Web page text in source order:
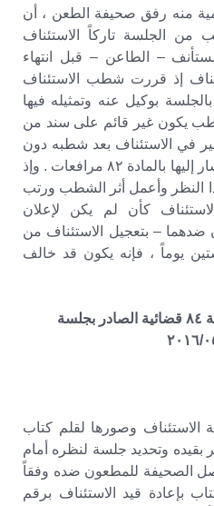
منه رفق صحيفة الطعن ، أن
الجلسة تاركاً الاستئناف
– الطاعن – قبل انتهاء
إذ قررت شطب الاستئناف
بوكيل عنه وتمثيله فيها
يكون غير قائم على سند من
في الاستئناف بعد شطبه دون
التقيد بميعاد الستين يوماً المشار إليها بالمادة ٨٢ مرافعات . وإذ
النظر وأعمل أثر الشطب ورتب
كأن لم يكن لإعلان
– بتعجيل الاستئناف من
يوماً ، فإنه يكون قد خالف
الطعن رقم ١٩٠٦٨ لسنة ٨٤ قضائية الصادر بجلسة
٠٥/٢٢
وصورها لقلم كتاب
بقيده وتحديد جلسة لنظره أمام
الصحيفة للمطعون ضده وفقاً
بإعادة قيد الاستئناف برقم